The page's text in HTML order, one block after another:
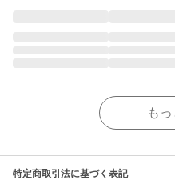
も
特定商取引法に基づく表記